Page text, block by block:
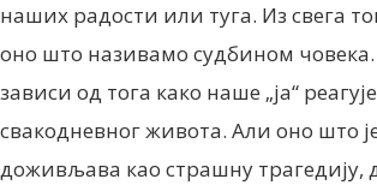
наших радости или туга. Из свега
оно што називамо судбином
зависи од тога како наше „ја“
свакодневног живота. Али оно што
доживљава као страшну трагедију,